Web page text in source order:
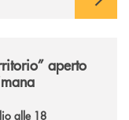
aperto
alle 18